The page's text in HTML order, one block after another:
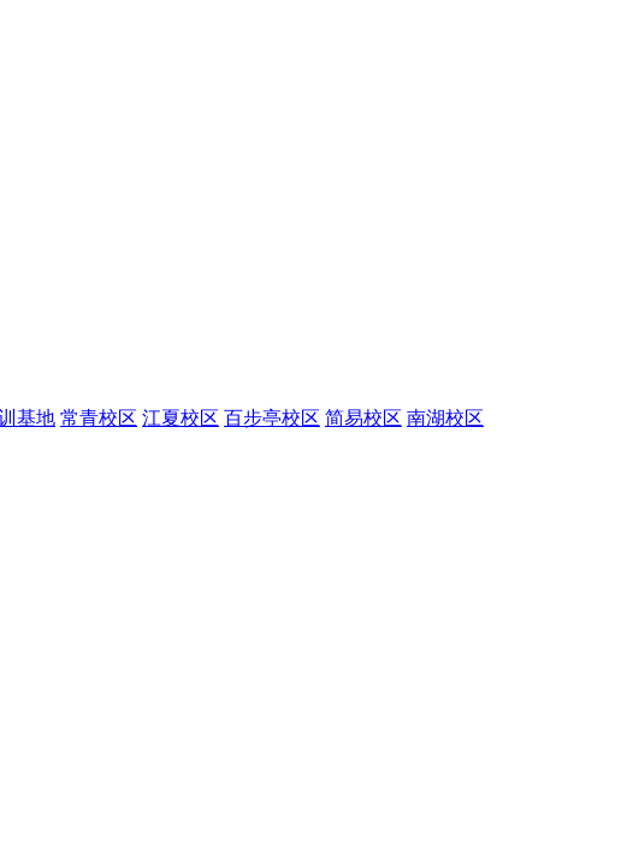
基地 常青校区 江夏校区 百步亭校区 简易校区 南湖校区